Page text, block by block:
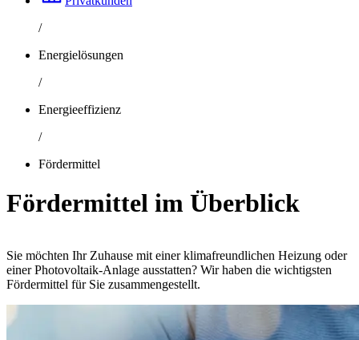
/
Energielösungen
/
Energieeffizienz
/
Fördermittel
Fördermittel im Überblick
Sie möchten Ihr Zuhause mit einer klimafreundlichen Heizung oder
einer Photovoltaik-Anlage ausstatten? Wir haben die wichtigsten
Fördermittel für Sie zusammengestellt.